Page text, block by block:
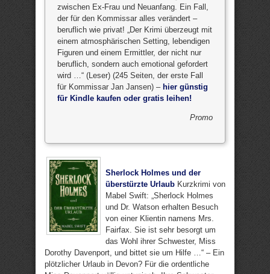
zwischen Ex-Frau und Neuanfang. Ein Fall,
der für den Kommissar alles verändert –
beruflich wie privat! „Der Krimi überzeugt mit
einem atmosphärischen Setting, lebendigen
Figuren und einem Ermittler, der nicht nur
beruflich, sondern auch emotional gefordert
wird …“ (Leser) (245 Seiten, der erste Fall
für Kommissar Jan Jansen) – hier günstig
für Kindle kaufen oder gratis leihen!
Promo
Sherlock Holmes und der
überstürzte Urlaub Kurzkrimi von
Mabel Swift: „Sherlock Holmes
und Dr. Watson erhalten Besuch
von einer Klientin namens Mrs.
Fairfax. Sie ist sehr besorgt um
das Wohl ihrer Schwester, Miss
Dorothy Davenport, und bittet sie um Hilfe …“ – Ein
plötzlicher Urlaub in Devon? Für die ordentliche